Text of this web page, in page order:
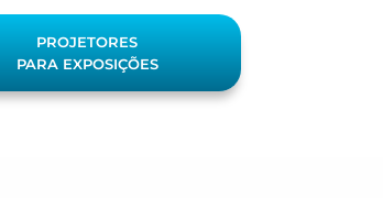
PROJETORES
PARA EXPOSIÇÕES